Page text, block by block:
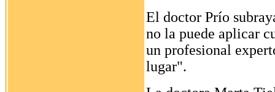
El doctor Prío
no la puede aplicar
un profesional
lugar".